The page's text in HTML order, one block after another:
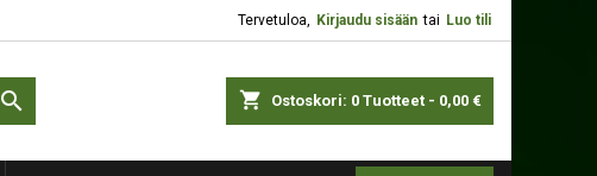
Tervetuloa, Kirjaudu sisään tai Luo tili
shopping_cart Ostoskori: 0 Tuotteet - 0,00 €
